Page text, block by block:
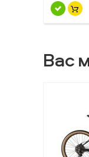
Вас